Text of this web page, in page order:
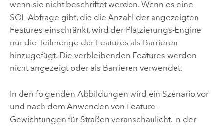
wenn sie nicht beschriftet werden. Wenn es eine
SQL-Abfrage gibt, die die Anzahl der angezeigten
Features einschränkt, wird der Platzierungs-Engine
nur die Teilmenge der Features als Barrieren
hinzugefügt. Die verbleibenden Features werden
nicht angezeigt oder als Barrieren verwendet.
In den folgenden Abbildungen wird ein Szenario vor
und nach dem Anwenden von Feature-
Gewichtungen für Straßen veranschaulicht. In der